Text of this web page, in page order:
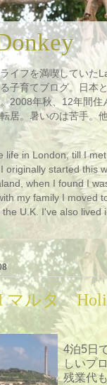
イフを満喫していた
子育てブログ。日本
2008年秋、12年間住
居。暑いのは苦手。
life in London, till I
originally started this
when I found I
my family I moved
U.K. I've also lived
マルタ
4泊5日
しいプ
残業代